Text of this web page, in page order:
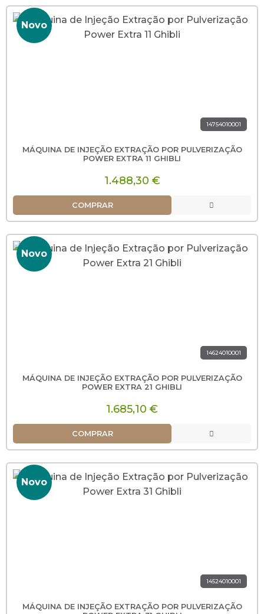
Novo
14754010001
MÁQUINA DE INJEÇÃO EXTRAÇÃO POR PULVERIZAÇÃO
POWER EXTRA 11 GHIBLI
1.488,30 €
COMPRAR
Novo
14624010001
MÁQUINA DE INJEÇÃO EXTRAÇÃO POR PULVERIZAÇÃO
POWER EXTRA 21 GHIBLI
1.685,10 €
COMPRAR
Novo
14524010001
MÁQUINA DE INJEÇÃO EXTRAÇÃO POR PULVERIZAÇÃO